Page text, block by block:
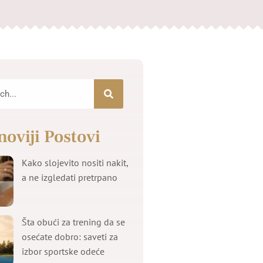
Postovi
Kako slojevito nositi nakit,
a ne izgledati pretrpano
Šta obući za trening da se
osećate dobro: saveti za
izbor sportske odeće